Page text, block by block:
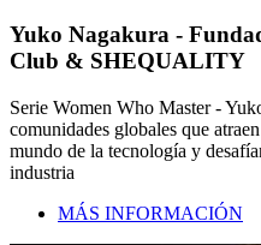
Yuko Nagakura -
Club & SHEQUALITY
Serie Women Who Master -
comunidades globales que
mundo de la tecnología y
industria
MÁS INFORMACIÓN